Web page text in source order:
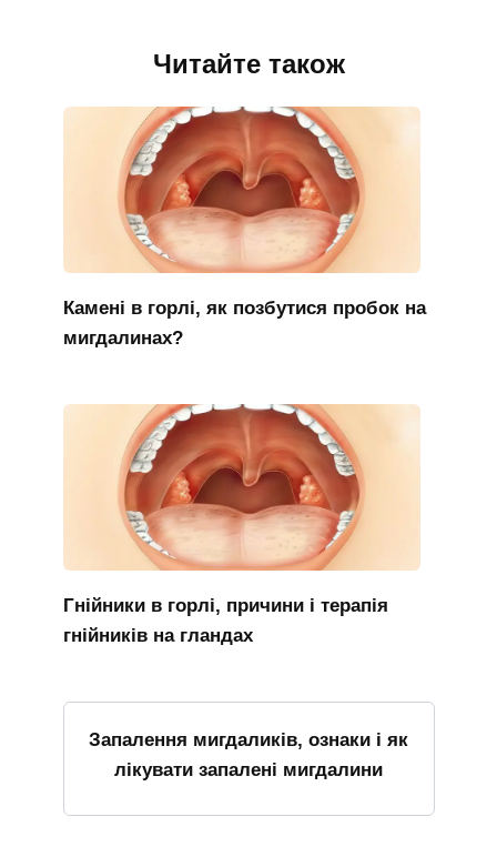
Читайте також
Камені в горлі, як позбутися пробок на
мигдалинах?
Гнійники в горлі, причини і терапія
гнійників на гландах
Запалення мигдаликів, ознаки і як
лікувати запалені мигдалини